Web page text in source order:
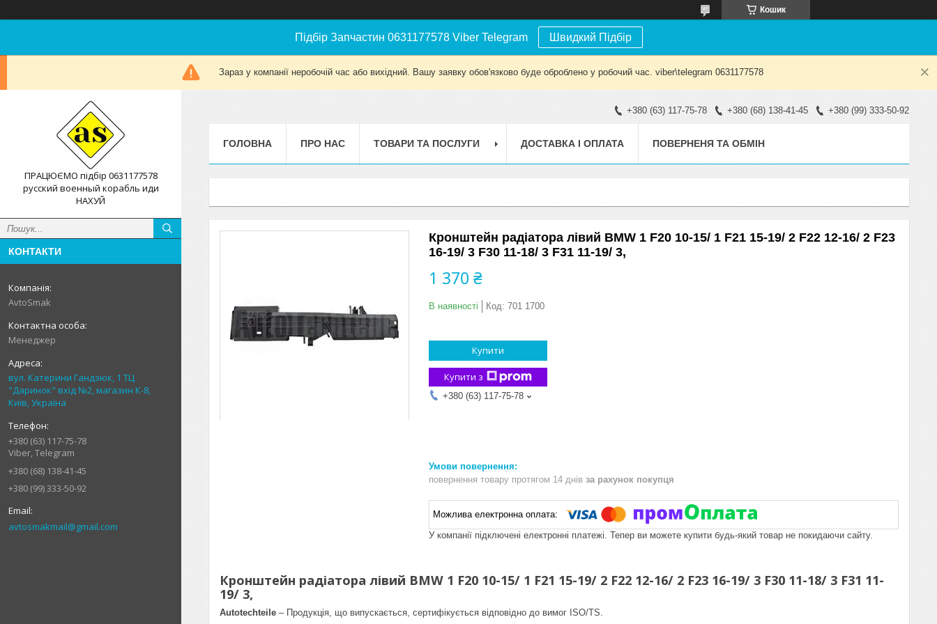
Кошик
Підбір Запчастин 0631177578 Viber Telegram Швидкий Підбір
Зараз у компанії неробочій час або вихідний. Вашу заявку обов'язково буде оброблено у робочий час. viber\telegram 0631177578
ПРАЦЮЄМО підбір 0631177578
русский военный корабль иди
НАХУЙ
КОНТАКТИ
AvtoSmak
Менеджер
вул. Катерини Гандзюк, 1 ТЦ
"Даринок" вхід №2, магазин К-8,
Київ, Україна
+380 (63) 117-75-78
Viber, Telegram
+380 (68) 138-41-45
+380 (99) 333-50-92
avtosmakmail@gmail.com
+380 (63) 117-75-78 +380 (68) 138-41-45 +380 (99) 333-50-92
ГОЛОВНА ПРО НАС ТОВАРИ ТА ПОСЛУГИ ДОСТАВКА І ОПЛАТА ПОВЕРНЕНЯ ТА ОБМІН
Кронштейн радіатора лівий BMW 1 F20 10-15/ 1 F21 15-19/ 2 F22 12-16/ 2 F23
16-19/ 3 F30 11-18/ 3 F31 11-19/ 3,
1 370 ₴
В наявності Код: 701 1700
Купити
Купити з
+380 (63) 117-75-78
повернення товару протягом 14 днів за рахунок покупця
У компанії підключені електронні платежі. Тепер ви можете купити будь-який товар не покидаючи сайту.
Кронштейн радіатора лівий BMW 1 F20 10-15/ 1 F21 15-19/ 2 F22 12-16/ 2 F23 16-19/ 3 F30 11-18/ 3 F31 11-
19/ 3,
Autotechteile – Продукція, що випускається, сертифікується відповідно до вимог ISO/TS.